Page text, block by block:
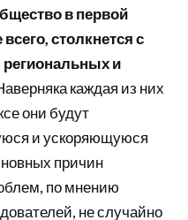
в первой
столкнется с
и
каждая из них
они будут
и ускоряющуюся
причин
по мнению
не случайно